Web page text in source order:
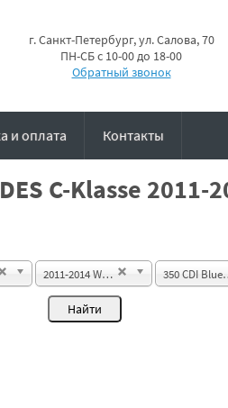
г. Санкт-Петербург, ул. Салова, 70
ПН-СБ с 10-00 до 18-00
Обратный звонок
и оплата Контакты
C-Klasse 2011-
2011-2014 W204 Sedan 350